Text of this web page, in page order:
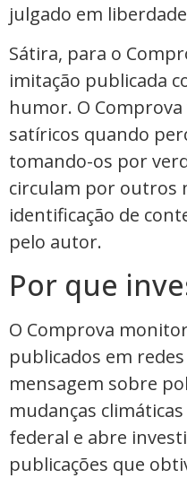
julgado em
Sátira, para o
imitação publicada
humor. O
satíricos quando
tomando-os por
circulam por outros
identificação de
pelo autor.
Por que
O Comprova
publicados em
mensagem sobre
mudanças
federal e abre
publicações que